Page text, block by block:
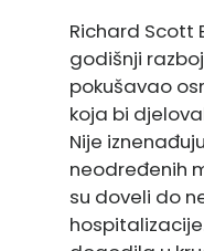
Richard Scott
godišnji
pokušavao
koja bi
Nije
neodređenih
su doveli do